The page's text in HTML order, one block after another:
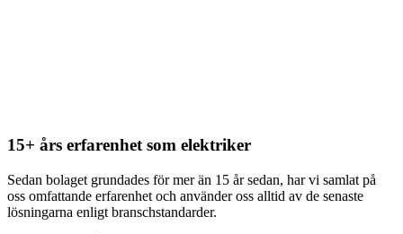
15+ års erfarenhet som elektriker
Sedan bolaget grundades för mer än 15 år sedan, har vi samlat på
oss omfattande erfarenhet och använder oss alltid av de senaste
lösningarna enligt branschstandarder.